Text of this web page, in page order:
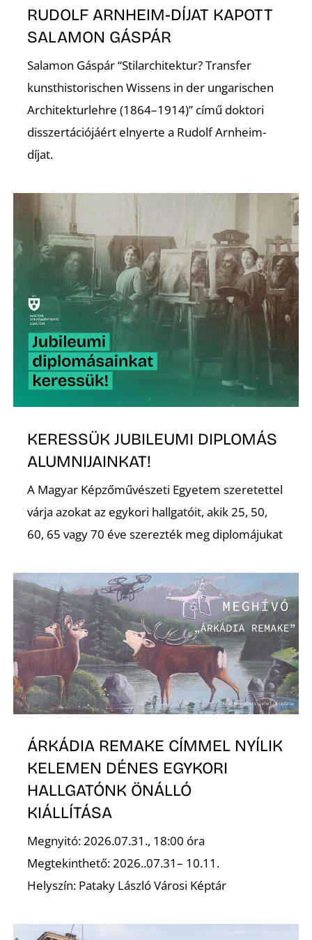
RUDOLF ARNHEIM-DÍJAT KAPOTT
SALAMON GÁSPÁR
Salamon Gáspár “Stilarchitektur? Transfer
kunsthistorischen Wissens in der ungarischen
Architekturlehre (1864–1914)” című doktori
disszertációjáért elnyerte a Rudolf Arnheim-
díjat.
KERESSÜK JUBILEUMI DIPLOMÁS
ALUMNIJAINKAT!
A Magyar Képzőművészeti Egyetem szeretettel
várja azokat az egykori hallgatóit, akik 25, 50,
60, 65 vagy 70 éve szerezték meg diplomájukat
ÁRKÁDIA REMAKE CÍMMEL NYÍLIK
KELEMEN DÉNES EGYKORI
HALLGATÓNK ÖNÁLLÓ
KIÁLLÍTÁSA
Megnyitó: 2026.07.31., 18:00 óra
Megtekinthető: 2026..07.31– 10.11.
Helyszín: Pataky László Városi Képtár